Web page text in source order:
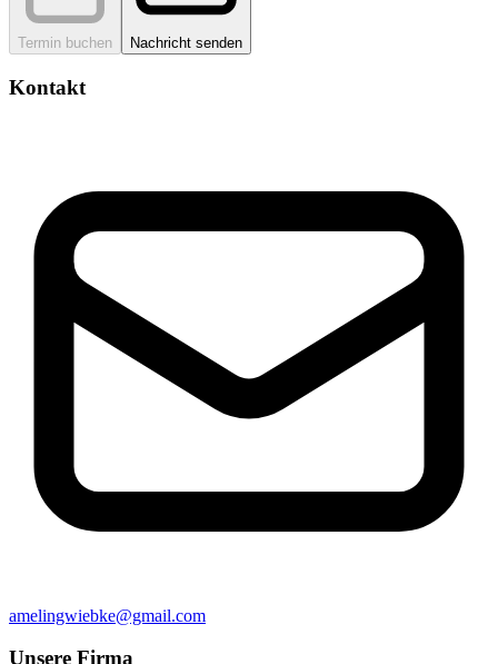
Termin buchen Nachricht senden
Kontakt
amelingwiebke@gmail.com
Unsere Firma